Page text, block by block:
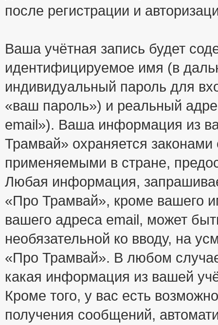
после регистрации и
Ваша учётная запись будет
идентифицируемое имя (в
индивидуальный пароль для
«ваш пароль») и реальный
email»). Ваша информация из
Трамвай» охраняется
применяемыми в стране,
Любая информация,
«Про Трамвай», кроме вашего
вашего адреса email, может
необязательной ко вводу, на
«Про Трамвай». В любом
какая информация из вашей
Кроме того, у вас есть
получения сообщений,